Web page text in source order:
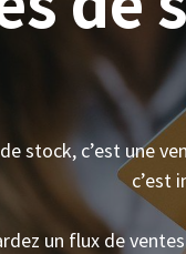
stock, c’est une
c’est
un flux de